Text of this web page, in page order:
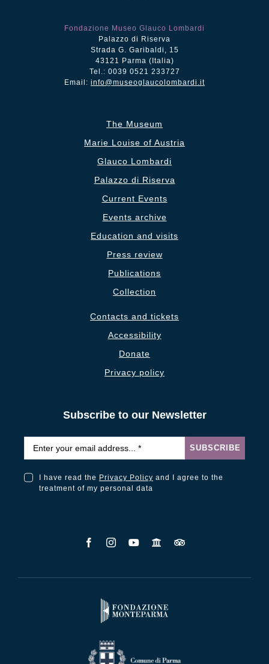
Fondazione Museo Glauco Lombardi
Palazzo di Riserva
Strada G. Garibaldi, 15
43121 Parma (Italia)
Tel.: 0039 0521 233727
Email: info@museoglaucolombardi.it
The Museum
Marie Louise of Austria
Glauco Lombardi
Palazzo di Riserva
Current Events
Events archive
Education and visits
Press review
Publications
Collection
Contacts and tickets
Accessibility
Donate
Privacy policy
Subscribe to our Newsletter
SUBSCRIBE
I have read the Privacy Policy and I agree to the
treatment of my personal data